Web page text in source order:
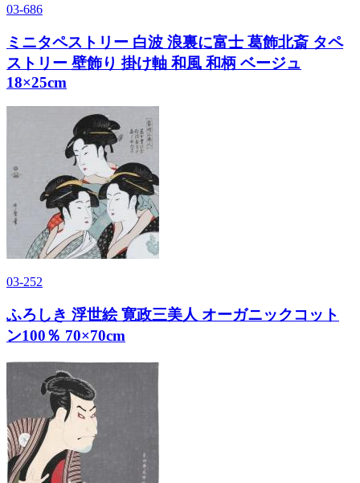
03-686
ミニタペストリー 白波 浪裏に富士 葛飾北斎 タペ
ストリー 壁飾り 掛け軸 和風 和柄 ベージュ
18×25cm
03-252
ふろしき 浮世絵 寛政三美人 オーガニックコット
ン100％ 70×70cm